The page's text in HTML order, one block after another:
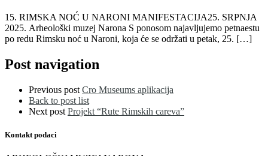
15. RIMSKA NOĆ U NARONI MANIFESTACIJA25. SRPNJA
2025. Arheološki muzej Narona S ponosom najavljujemo petnaestu
po redu Rimsku noć u Naroni, koja će se održati u petak, 25. […]
Post navigation
Previous post Cro Museums aplikacija
Back to post list
Next post Projekt “Rute Rimskih careva”
Kontakt podaci